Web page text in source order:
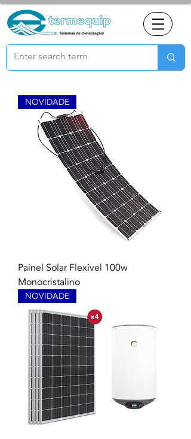
NOVIDADE
Painel Solar Flexível 100w
Monocristalino
NOVIDADE